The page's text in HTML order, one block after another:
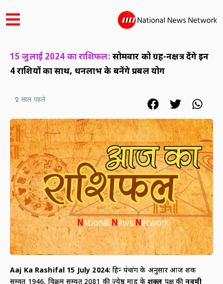
15 जुलाई 2024 का राशिफल: सोमवार को ग्रह-नक्षत्र देंगे इन
4 राशियों का साथ, धनलाभ के बनेंगे प्रबल योग
2 साल पहले
Aaj Ka Rashifal 15 July 2024:हिन्दू पंचांग के अनुसार आज शक